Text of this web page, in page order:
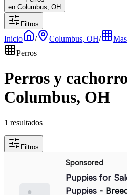
en Columbus, OH
Filtros
Inicio / Columbus, OH/
Perros
Perros y
Columbus, OH
1 resultados
Filtros